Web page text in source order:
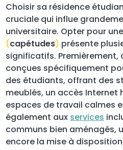
Choisir sa résidence
cruciale qui influe
universitaire. Opter pour
(capétudes) présente
significatifs. Premièrement,
conçues spécifiquement
des étudiants, offrant des
meublés, un accès Internet
espaces de travail calmes
également aux services
communs bien aménagés,
encore la mise à